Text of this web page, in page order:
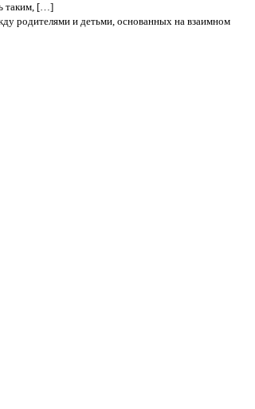
таким, […]
родителями и детьми, основанных на взаимном